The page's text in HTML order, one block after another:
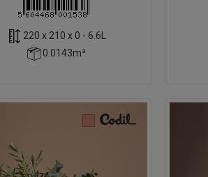
220 x 210 x 0 - 6.6L
0.0143m³